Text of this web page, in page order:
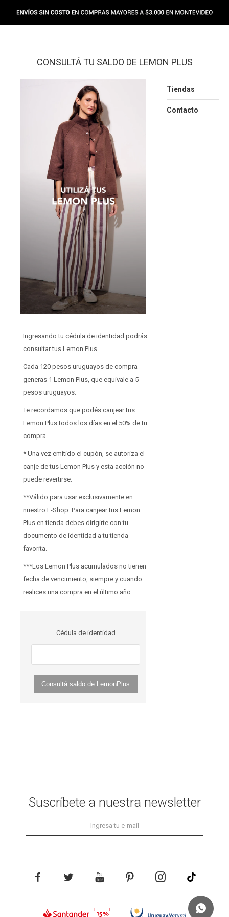
CONSULTÁ TU SALDO DE LEMON PLUS
Ingresando tu cédula de identidad podrás
consultar tus Lemon Plus.
Cada 120 pesos uruguayos de compra
generas 1 Lemon Plus, que equivale a 5
pesos uruguayos.
Te recordamos que podés canjear tus
Lemon Plus todos los días en el 50% de tu
compra.
* Una vez emitido el cupón, se autoriza el
canje de tus Lemon Plus y esta acción no
puede revertirse.
**Válido para usar exclusivamente en
nuestro E-Shop. Para canjear tus Lemon
Plus en tienda debes dirigirte con tu
documento de identidad a tu tienda
favorita.
***Los Lemon Plus acumulados no tienen
fecha de vencimiento, siempre y cuando
realices una compra en el último año.
Cédula de identidad
Consultá saldo de LemonPlus
Tiendas
Contacto
Suscríbete a nuestra newsletter
    